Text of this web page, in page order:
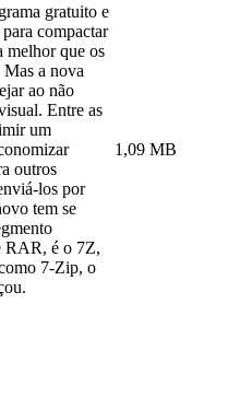
gratuito e
compactar
melhor que os
Mas a nova
ao não
Entre as
um
outros
los por
tem se
RAR, é o 7Z,
7-Zip, o
1,09 MB